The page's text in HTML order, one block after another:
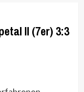
II (7er) 3:3